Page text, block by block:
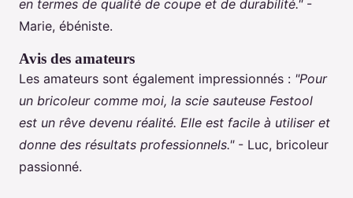
en termes de qualité de coupe et de durabilité."-
Marie, ébéniste.
Avis des amateurs
Les amateurs sont également impressionnés : "Pour
un bricoleur comme moi, la scie sauteuse Festool
est un rêve devenu réalité. Elle est facile à utiliser et
donne des résultats professionnels."- Luc, bricoleur
passionné.